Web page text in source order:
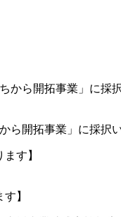
ら開拓事業」に採択
】